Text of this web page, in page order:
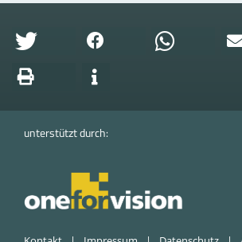
unterstützt durch: